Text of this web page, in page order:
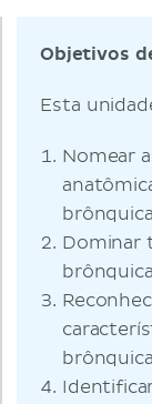
Objetivos
Esta
Nomear
Dominar